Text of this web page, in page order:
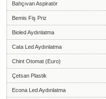
Bahçıvan Aspiratör
Bemis Fiş Priz
Bioled Aydınlatma
Cata Led Aydınlatma
Chint Otomat (Euro)
Çetsan Plastik
Econa Led Aydınlatma